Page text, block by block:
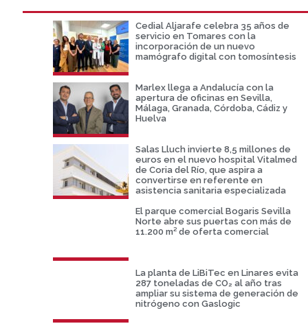
Cedial Aljarafe celebra 35 años de
servicio en Tomares con la
incorporación de un nuevo
mamógrafo digital con tomosíntesis
Marlex llega a Andalucía con la
apertura de oficinas en Sevilla,
Málaga, Granada, Córdoba, Cádiz y
Huelva
Salas Lluch invierte 8,5 millones de
euros en el nuevo hospital Vitalmed
de Coria del Río, que aspira a
convertirse en referente en
asistencia sanitaria especializada
El parque comercial Bogaris Sevilla
Norte abre sus puertas con más de
11.200 m² de oferta comercial
La planta de LiBiTec en Linares evita
287 toneladas de CO₂ al año tras
ampliar su sistema de generación de
nitrógeno con Gaslogic